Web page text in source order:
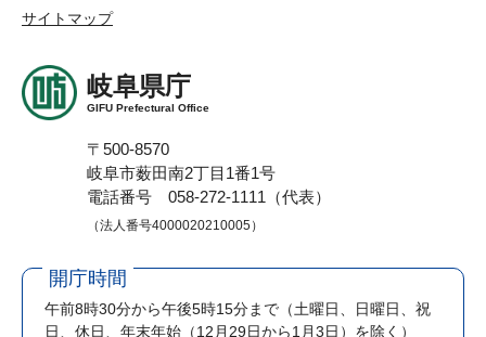
サイトマップ
岐阜県庁
GIFU Prefectural Office
〒500-8570
岐阜市薮田南2丁目1番1号
電話番号 058-272-1111（代表）
（法人番号4000020210005）
開庁時間
午前8時30分から午後5時15分まで （土曜日、日曜日、祝
日、休日、年末年始（12月29日から1月3日）を除く）